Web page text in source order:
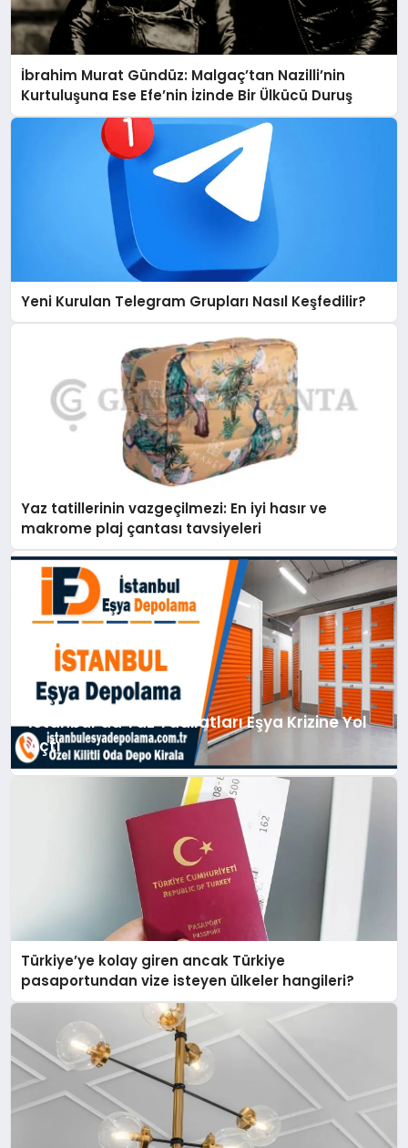
İbrahim Murat Gündüz: Malgaç’tan Nazilli’nin
Kurtuluşuna Ese Efe’nin İzinde Bir Ülkücü Duruş
Yeni Kurulan Telegram Grupları Nasıl Keşfedilir?
Yaz tatillerinin vazgeçilmezi: En iyi hasır ve
makrome plaj çantası tavsiyeleri
İstanbul’da Yaz Tadilatları Eşya Krizine Yol
Açtı
Türkiye’ye kolay giren ancak Türkiye
pasaportundan vize isteyen ülkeler hangileri?